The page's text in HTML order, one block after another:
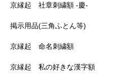
京縁起 社章刺繍額 -慶-
掲示用品(三角ふとん等)
京縁起 命名刺繍額
京縁起 私の好きな漢字額